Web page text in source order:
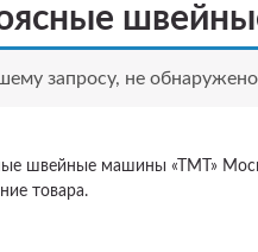
запросу, не
швейные машины «ТМТ»
товара.